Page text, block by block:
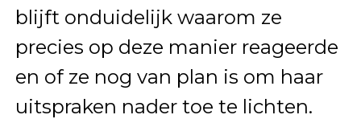
blijft onduidelijk waarom ze
precies op deze manier reageerde
en of ze nog van plan is om haar
uitspraken nader toe te lichten.